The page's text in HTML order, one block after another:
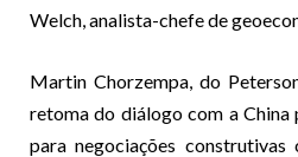
Welch, analista-chefe de
Martin Chorzempa, do
retoma do diálogo com a
para negociações